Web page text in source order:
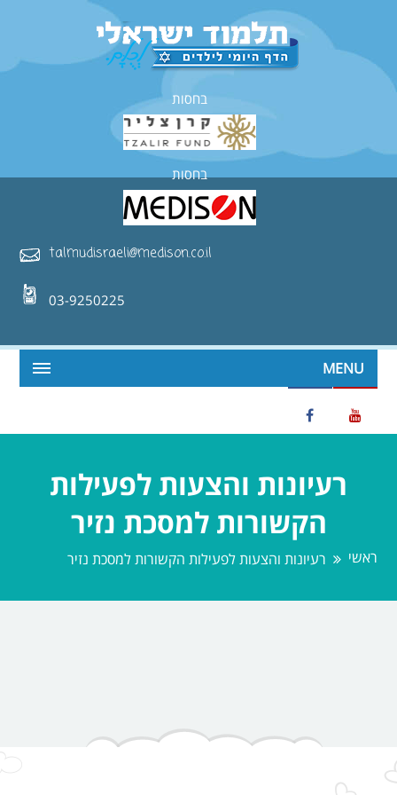
בחסות
בחסות
talmudisraeli@medison.co.il
03-9250225
MENU
רעיונות והצעות לפעילות
הקשורות למסכת נזיר
ראשי רעיונות והצעות לפעילות הקשורות למסכת נזיר